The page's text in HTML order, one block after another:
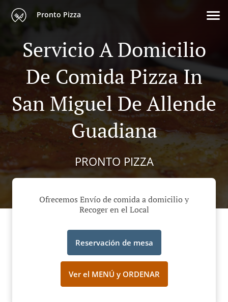
Pronto Pizza
Servicio A Domicilio
De Comida Pizza In
San Miguel De Allende
Guadiana
PRONTO PIZZA
Ofrecemos Envío de comida a domicilio y
Recoger en el Local
Reservación de mesa
Ver el MENÚ y ORDENAR